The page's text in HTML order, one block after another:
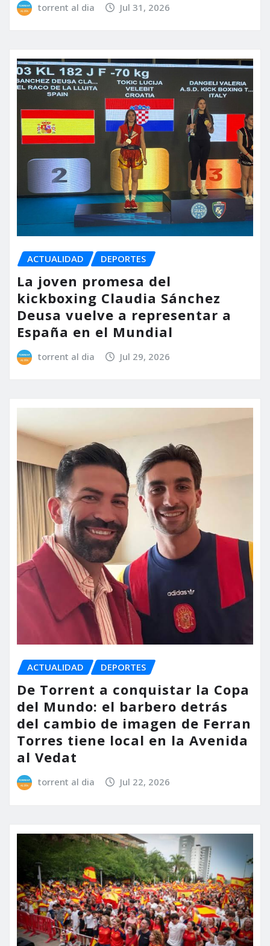
torrent al dia Jul 31, 2026
ACTUALIDAD DEPORTES
La joven promesa del
kickboxing Claudia Sánchez
Deusa vuelve a representar a
España en el Mundial
torrent al dia Jul 29, 2026
ACTUALIDAD DEPORTES
De Torrent a conquistar la Copa
del Mundo: el barbero detrás
del cambio de imagen de Ferran
Torres tiene local en la Avenida
al Vedat
torrent al dia Jul 22, 2026